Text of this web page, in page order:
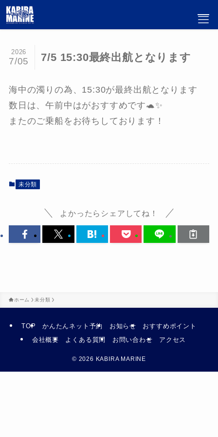
7/5 15:30最終出航となります
2026
7/05
海中の濁りの為、15:30が最終出航となります
数日は、午前中はがおすすめです🐢✨
またのご乗船をお待ちしております！
未分類
よかったらシェアしてね！
ホーム 未分類
TOP かんたんネット予約 お知らせ
おすすめポイント
会社概要
よくある質問 お問い合わせ アクセス
© 2026 KABIRA MARINE